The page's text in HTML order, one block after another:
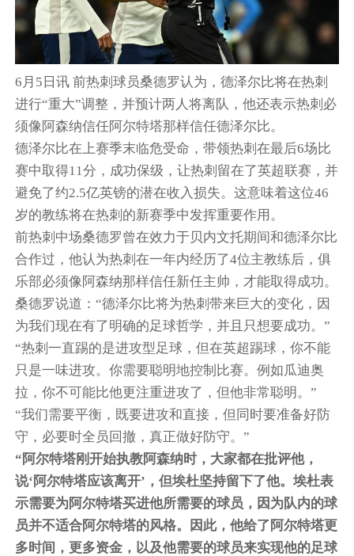
6月5日讯 前热刺球员桑德罗认为，德泽尔比将在热刺
进行“重大”调整，并预计两人将离队，他还表示热刺必
须像阿森纳信任阿尔特塔那样信任德泽尔比。
德泽尔比在上赛季末临危受命，带领热刺在最后6场比
赛中取得11分，成功保级，让热刺留在了英超联赛，并
避免了约2.5亿英镑的潜在收入损失。这意味着这位46
岁的教练将在热刺的新赛季中发挥重要作用。
前热刺中场桑德罗曾在效力于贝内文托期间和德泽尔比
合作过，他认为热刺在一年内经历了4位主教练后，俱
乐部必须像阿森纳那样信任新任主帅，才能取得成功。
桑德罗说道：“德泽尔比将为热刺带来巨大的变化，因
为我们现在有了明确的足球哲学，并且只想要成功。”
“热刺一直踢的是进攻型足球，但在英超踢球，你不能
只是一味进攻。你需要聪明地控制比赛。例如瓜迪奥
拉，你不可能比他更注重进攻了，但他非常聪明。”
“我们需要平衡，既要进攻和直接，但同时要准备好防
守，必要时全员回撤，真正做好防守。”
“阿尔特塔刚开始执教阿森纳时，大家都在批评他，
说‘阿尔特塔应该离开’，但埃杜坚持留下了他。埃杜表
示需要为阿尔特塔买进他所需要的球员，因为队内的球
员并不适合阿尔特塔的风格。因此，他给了阿尔特塔更
多时间，更多资金，以及他需要的球员来实现他的足球